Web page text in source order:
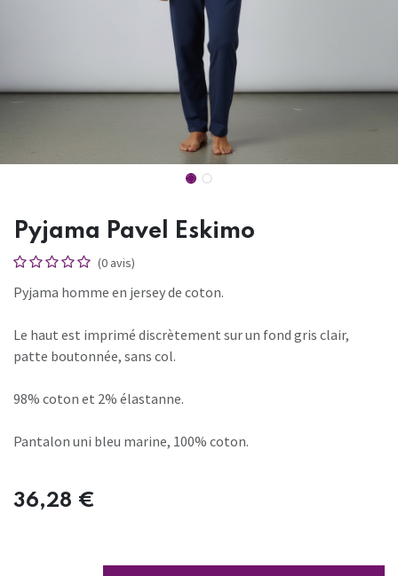
Pyjama Pavel Eskimo
(0 avis)
Pyjama homme en jersey de coton.
Le haut est imprimé discrètement sur un fond gris clair,
patte boutonnée, sans col.
98% coton et 2% élastanne.
Pantalon uni bleu marine, 100% coton.
36,28 €